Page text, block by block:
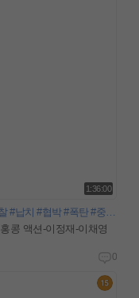
1:36:00
#납치 #협박 #폭탄 #중국
콩 액션-이정재-이채영
0